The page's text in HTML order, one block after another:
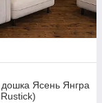
дошка Ясень Янгра
Rustick)